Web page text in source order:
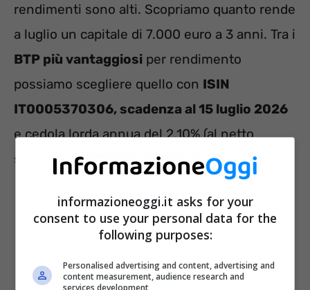
rendimenti sono alti. Scopriamo quanto rende
a luglio un capitale di 7.000 euro a 3 anni. Tra i
BTP più vantaggiosi per rendimento
possiamo scegliere quello con ISIN
IT0005370306, scadenza al 15 luglio 2026
e cedola lorda annua del 2,10% (al netto
sarebbe dell’1,8375%).
informazioneoggi.it asks for your
consent to use your personal data for the
following purposes:
Personalised advertising and content, advertising and
content measurement, audience research and
services development